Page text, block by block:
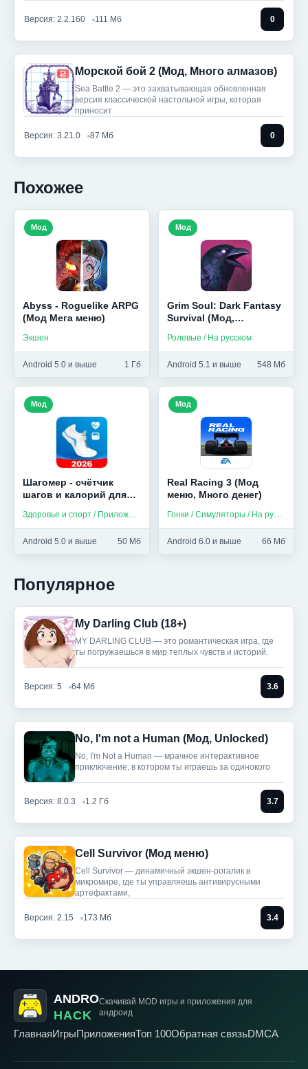
Версия: 2.2.160 111 Мб 0
Морской бой 2 (Мод, Много алмазов)
Sea Battle 2 — это захватывающая обновленная
версия классической настольной игры, которая
приносит
Версия: 3.21.0 87 Мб 0
Похожее
Abyss - Roguelike ARPG
(Мод Мега меню)
Экшен
Android 5.0 и выше 1 Гб
Мод
Grim Soul: Dark Fantasy
Survival (Мод,
Ролевые / На русском
Android 5.1 и выше 548 Мб
Мод
Шагомер - счётчик
шагов и калорий для
Unlocked)
Android 5.0 и выше 50 Мб
Мод
Real Racing 3 (Мод
меню, Много денег)
Android 6.0 и выше 66 Мб
Мод
Популярное
My Darling Club (18+)
MY DARLING CLUB — это романтическая игра, где
ты погружаешься в мир теплых чувств и историй.
Версия: 5 64 Мб 3.6
No, I'm not a Human (Мод, Unlocked)
No, I'm Not a Human — мрачное интерактивное
приключение, в котором ты играешь за одинокого
Версия: 8.0.3 1.2 Гб 3.7
Cell Survivor (Мод меню)
Cell Survivor — динамичный экшен-рогалик в
микромире, где ты управляешь антивирусными
артефактами,
Версия: 2.15 173 Мб 3.4
ANDRO
HACK
Скачивай MOD игры и приложения для
андроид
ГлавнаяИгрыПриложенияТоп 100Обратная связьDMCA